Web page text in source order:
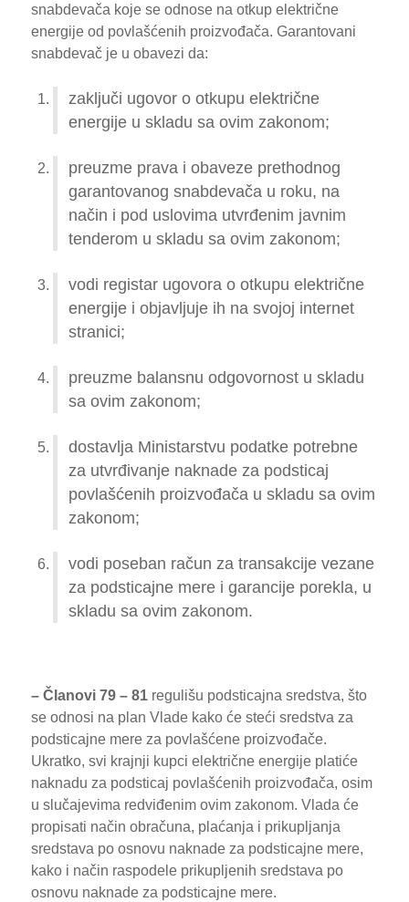
snabdevača koje se odnose na otkup električne
energije od povlašćenih proizvođača. Garantovani
snabdevač je u obavezi da:
zaključi ugovor o otkupu električne
energije u skladu sa ovim zakonom;
preuzme prava i obaveze prethodnog
garantovanog snabdevača u roku, na
način i pod uslovima utvrđenim javnim
tenderom u skladu sa ovim zakonom;
vodi registar ugovora o otkupu električne
energije i objavljuje ih na svojoj internet
stranici;
preuzme balansnu odgovornost u skladu
sa ovim zakonom;
dostavlja Ministarstvu podatke potrebne
za utvrđivanje naknade za podsticaj
povlašćenih proizvođača u skladu sa ovim
zakonom;
vodi poseban račun za transakcije vezane
za podsticajne mere i garancije porekla, u
skladu sa ovim zakonom.
– Članovi 79 – 81 regulišu podsticajna sredstva, što
se odnosi na plan Vlade kako će steći sredstva za
podsticajne mere za povlašćene proizvođače.
Ukratko, svi krajnji kupci električne energije platiće
naknadu za podsticaj povlašćenih proizvođača, osim
u slučajevima redviđenim ovim zakonom. Vlada će
propisati način obračuna, plaćanja i prikupljanja
sredstava po osnovu naknade za podsticajne mere,
kako i način raspodele prikupljenih sredstava po
osnovu naknade za podsticajne mere.